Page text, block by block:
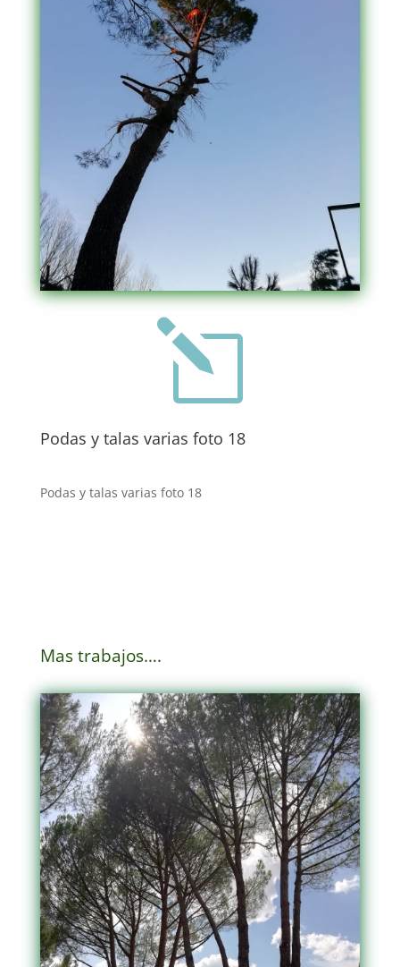
l
Podas y talas varias foto 18
Podas y talas varias foto 18
Mas trabajos….